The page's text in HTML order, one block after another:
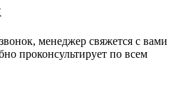
менеджер свяжется с вами
проконсультирует по всем